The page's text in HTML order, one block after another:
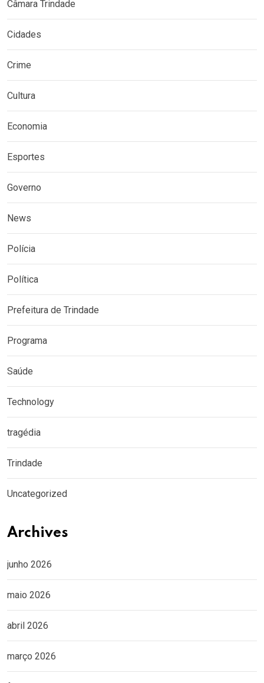
Câmara Trindade
Cidades
Crime
Cultura
Economia
Esportes
Governo
News
Polícia
Política
Prefeitura de Trindade
Programa
Saúde
Technology
tragédia
Trindade
Uncategorized
Archives
junho 2026
maio 2026
abril 2026
março 2026